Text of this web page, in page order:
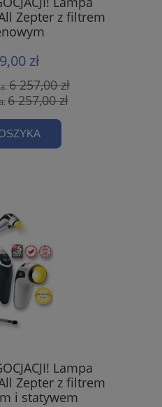
Zepter z filtrem
zł
6 257,00 zł
6 257,00 zł
Lampa
Zepter z filtrem
i statywem